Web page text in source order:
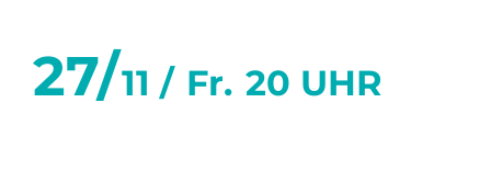
27/11 / Fr. 20 UHR